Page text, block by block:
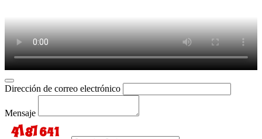
Dirección de correo electrónico
Mensaje